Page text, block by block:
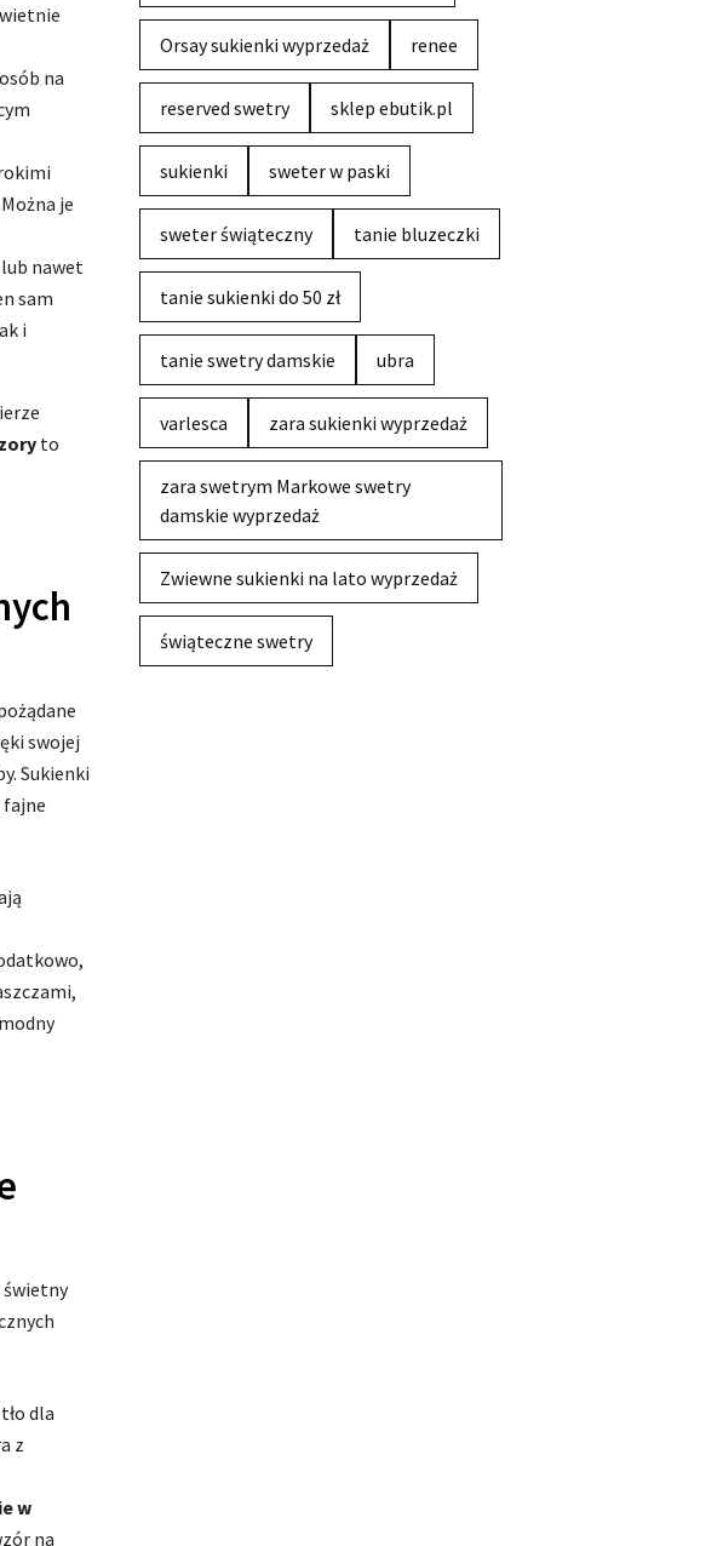
na
je
nawet
sam
i
to
swojej
Sukienki
fajne
świetny
dla
z
w
na
Orsay sukienki wyprzedaż renee
reserved swetry sklep ebutik.pl
sukienki sweter w paski
sweter świąteczny tanie bluzeczki
tanie sukienki do 50 zł
tanie swetry damskie ubra
varlesca zara sukienki wyprzedaż
zara swetrym Markowe swetry
damskie wyprzedaż
Zwiewne sukienki na lato wyprzedaż
świąteczne swetry